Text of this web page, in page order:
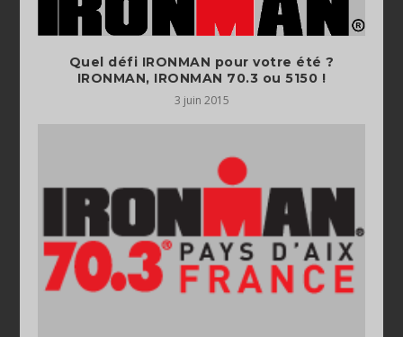
Quel défi IRONMAN pour votre été ?
3 juin 2015